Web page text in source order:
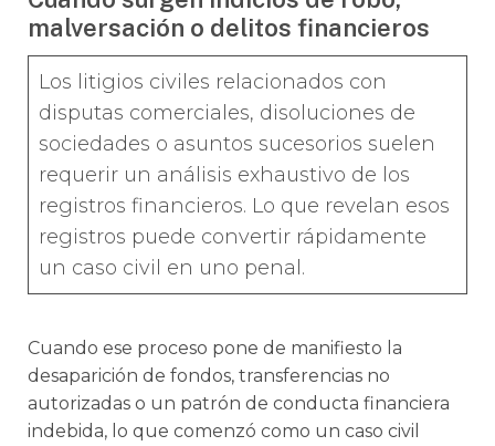
malversación o delitos financieros
Los litigios civiles relacionados con
disputas comerciales, disoluciones de
sociedades o asuntos sucesorios suelen
requerir un análisis exhaustivo de los
registros financieros. Lo que revelan esos
registros puede convertir rápidamente
un caso civil en uno penal.
Cuando ese proceso pone de manifiesto la
desaparición de fondos, transferencias no
autorizadas o un patrón de conducta financiera
indebida, lo que comenzó como un caso civil